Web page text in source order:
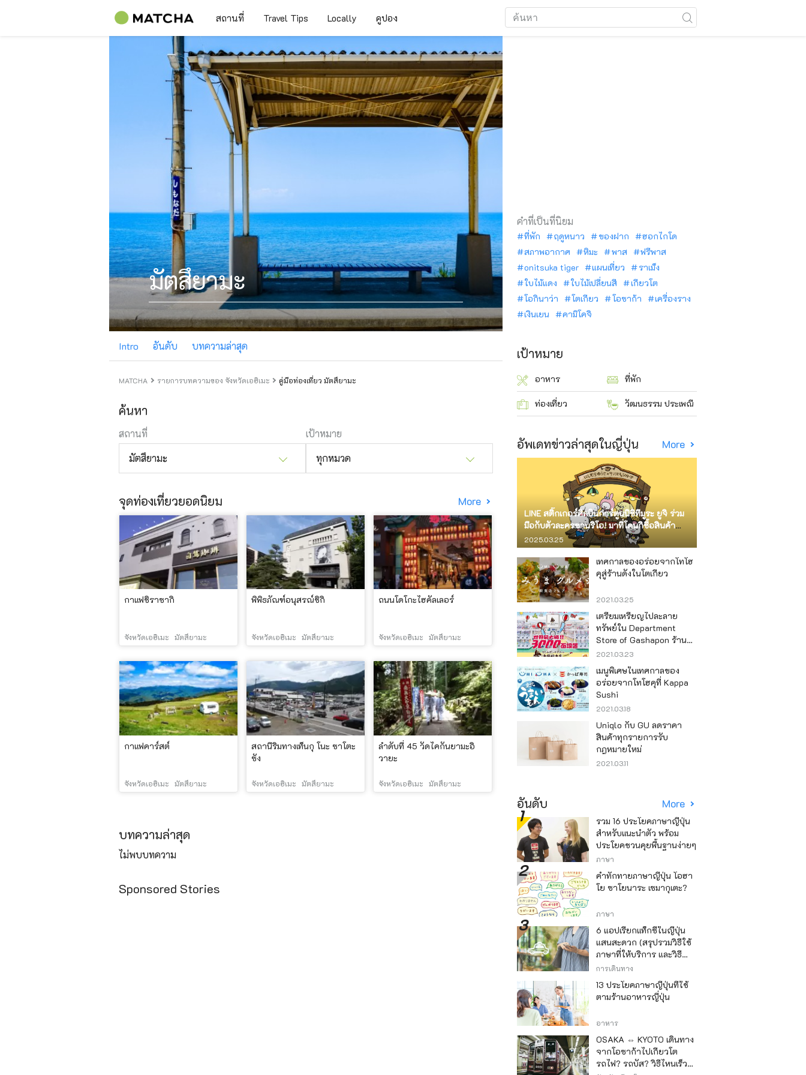
สถานที่ Travel Tips Locally คูปอง
มัตสึยามะ
Intro อันดับ บทความล่าสุด
MATCHA รายการบทความของ จังหวัดเอฮิเมะ คู่มือท่องเที่ยว มัตสึยามะ
ค้นหา
สถานที่
มัตสึยามะ
เป้าหมาย
ทุกหมวด
จุดท่องเที่ยวยอดนิยม More
กาแฟชิราซากิ
จังหวัดเอฮิเมะ มัตสึยามะ
พิพิธภัณฑ์อนุสรณ์ชิกิ
จังหวัดเอฮิเมะ มัตสึยามะ
ถนนโดโกะไฮคัลเลอร์
จังหวัดเอฮิเมะ มัตสึยามะ
กาแฟคาร์สต์
จังหวัดเอฮิเมะ มัตสึยามะ
สถานีริมทางเท็นกุ โนะ ซาโตะ
ซัง
จังหวัดเอฮิเมะ มัตสึยามะ
ลำดับที่ 45 วัดไคกันยามะอิ
วายะ
จังหวัดเอฮิเมะ มัตสึยามะ
บทความล่าสุด
ไม่พบบทความ
Sponsored Stories
คำที่เป็นที่นิยม
ที่พัก ฤดูหนาว ของฝาก
ฮอกไกโด
สภาพอากาศ
หิมะ พาส
ฟรีพาส
onitsuka tiger
แผนเที่ยว
ราเม็ง
ใบไม้แดง
ใบไม้เปลี่ยนสี
เกียวโต
โอกินาว่า
โตเกียว โอซาก้า
เครื่องราง
เงินเยน
คามิโคจิ
เป้าหมาย
อาหาร ที่พัก
ท่องเที่ยว วัฒนธรรม ประเพณี
อัพเดทข่าวล่าสุดในญี่ปุ่น More
LINE สติ๊กเกอร์ศิลปินการ์ตูนนิชิทีมูระ ยูจิ ร่วม
มือกับตัวละครซานริโอ! มาที่โดนกิซื้อสินค้า
จำกัด
2025.03.25
เทศกาลของอร่อยจากโทโฮ
คุสู่ร้านดังในโตเกียว
2021.03.25
เตรียมเหรียญไปละลาย
ทรัพย์ใน Department
Store of Gashapon ร้านที่มี
เครื่องกาชาปองเยอะที่สุดใน
โลก อิเคะบุคุโระ
2021.03.23
เมนูพิเศษในเทศกาลของ
อร่อยจากโทโฮคุที่ Kappa
Sushi
2021.03.18
Uniqlo กับ GU ลดราคา
สินค้าทุกรายการรับ
กฎหมายใหม่
2021.03.11
อันดับ More
รวม 16 ประโยคภาษาญี่ปุ่น
สำหรับแนะนำตัว พร้อม
ประโยคชวนคุยพื้นฐานง่ายๆ
ภาษา
คำทักทายภาษาญี่ปุ่น โอฮา
โย ซาโยนาระ เซมากุเตะ?
ภาษา
6 แอปเรียกแท็กซี่ในญี่ปุ่น
แสนสะดวก (สรุปรวมวิธีใช้
ภาษาที่ให้บริการ และวิธี
ชำระเงิน)
การเดินทาง
13 ประโยคภาษาญี่ปุ่นที่ใช้
ตามร้านอาหารญี่ปุ่น
อาหาร
OSAKA ⇔ KYOTO เดินทาง
จากโอซาก้าไปเกียวโต
รถไฟ? รถบัส? วิธีไหนเร็ว